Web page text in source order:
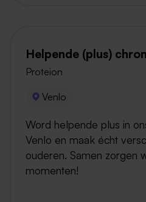
Helpende (plus)
Proteion
Venlo
Word helpende plus in
Venlo en maak écht
ouderen. Samen zorgen
momenten!